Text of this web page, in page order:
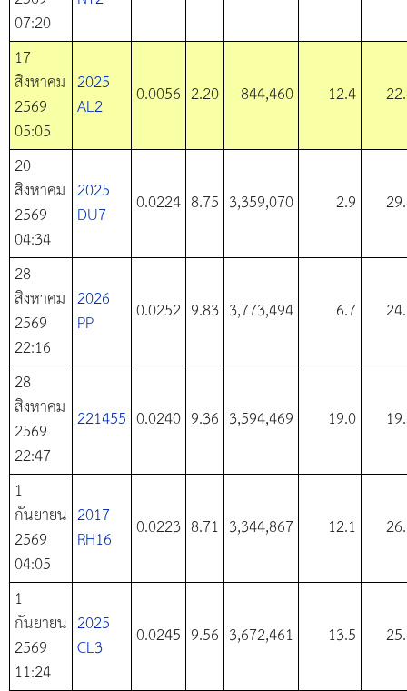
07:20
17
สิงหาคม
2569
05:05
2025
AL2 0.0056 2.20 844,460 12.4
20
สิงหาคม
2569
04:34
2025
DU7 0.0224 8.75 3,359,070 2.9
28
สิงหาคม
2569
22:16
2026
PP 0.0252 9.83 3,773,494 6.7
28
สิงหาคม
2569
22:47
221455 0.0240 9.36 3,594,469 19.0
1
กันยายน
2569
04:05
2017
RH16 0.0223 8.71 3,344,867 12.1
1
กันยายน
2569
11:24
2025
CL3 0.0245 9.56 3,672,461 13.5